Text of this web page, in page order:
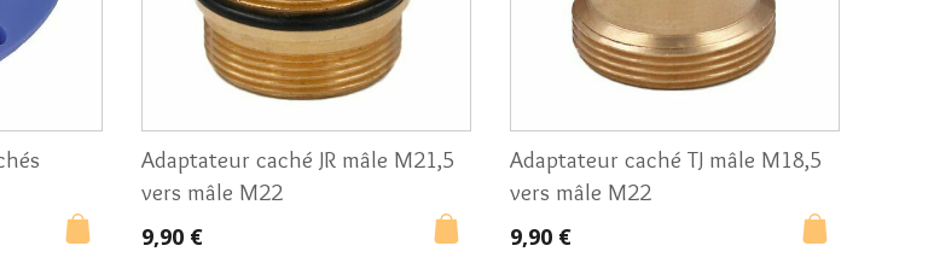
Adaptateur caché JR mâle M21,5
vers mâle M22
9,90 €
Adaptateur caché TJ mâle M18,5
vers mâle M22
9,90 €